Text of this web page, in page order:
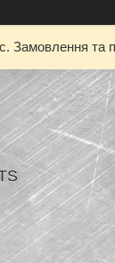
Замовлення та